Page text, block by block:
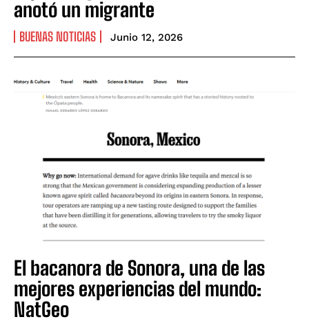
anotó un migrante
BUENAS NOTICIAS Junio 12, 2026
El bacanora de Sonora, una de las
mejores experiencias del mundo:
NatGeo